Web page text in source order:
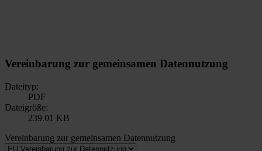
Vereinbarung zur gemeinsamen Datennutzung
Dateityp:
PDF
Dateigröße:
239.01 KB
Vereinbarung zur gemeinsamen Datennutzung